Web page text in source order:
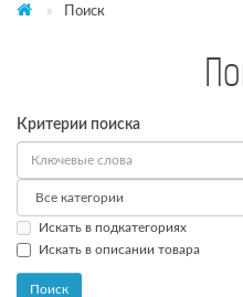
Поиск
Критерии поиска
Искать в подкатегориях
Искать в описании товара